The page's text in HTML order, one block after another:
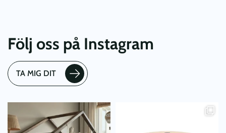
Följ oss på Instagram
TA MIG DIT